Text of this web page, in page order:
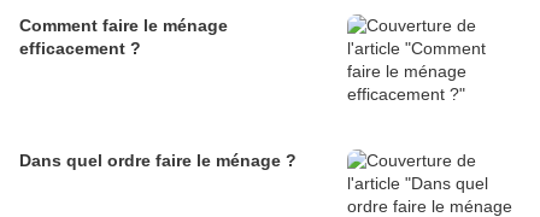
Comment faire le ménage
efficacement ?
Dans quel ordre faire le ménage ?